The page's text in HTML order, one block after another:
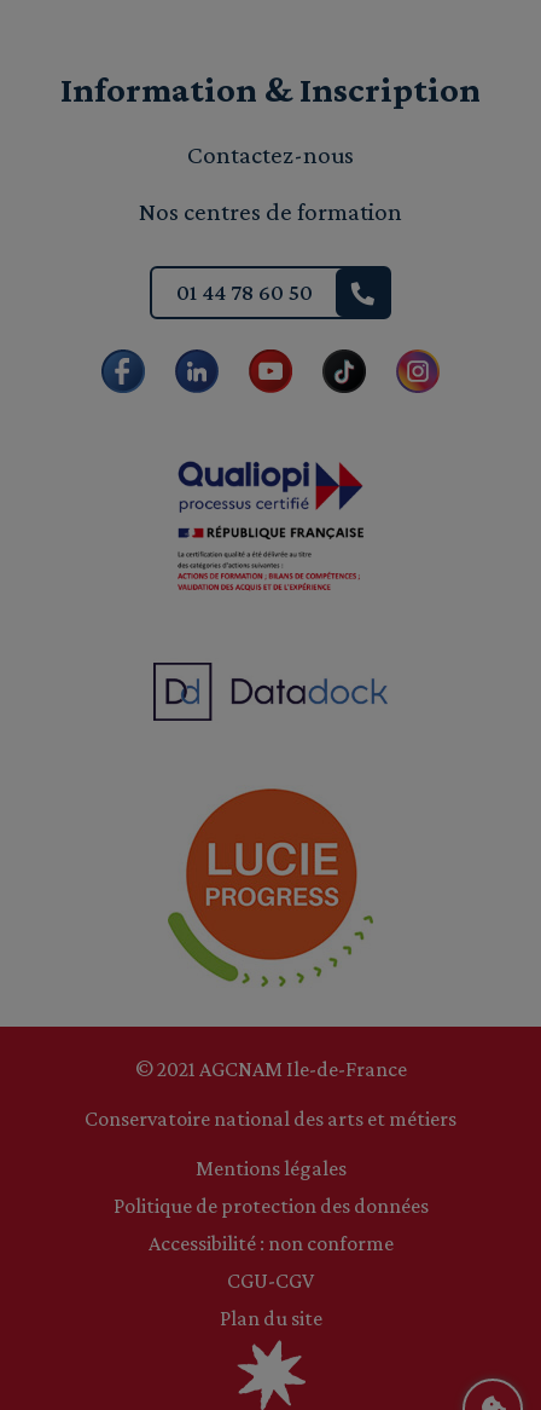
Information & Inscription
Contactez-nous
Nos centres de formation
01 44 78 60 50
© 2021 AGCNAM Ile-de-France
Conservatoire national des arts et métiers
Mentions légales
Politique de protection des données
Accessibilité : non conforme
CGU-CGV
Plan du site